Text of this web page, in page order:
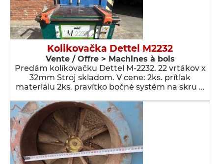
Kolikovačka Dettel M2232
Vente / Offre > Machines à bois
Predám kolíkovačku Dettel M-2232. 22 vrtákov x
32mm Stroj skladom. V cene: 2ks. prítlak
materiálu 2ks. pravítko bočné systém na skru …